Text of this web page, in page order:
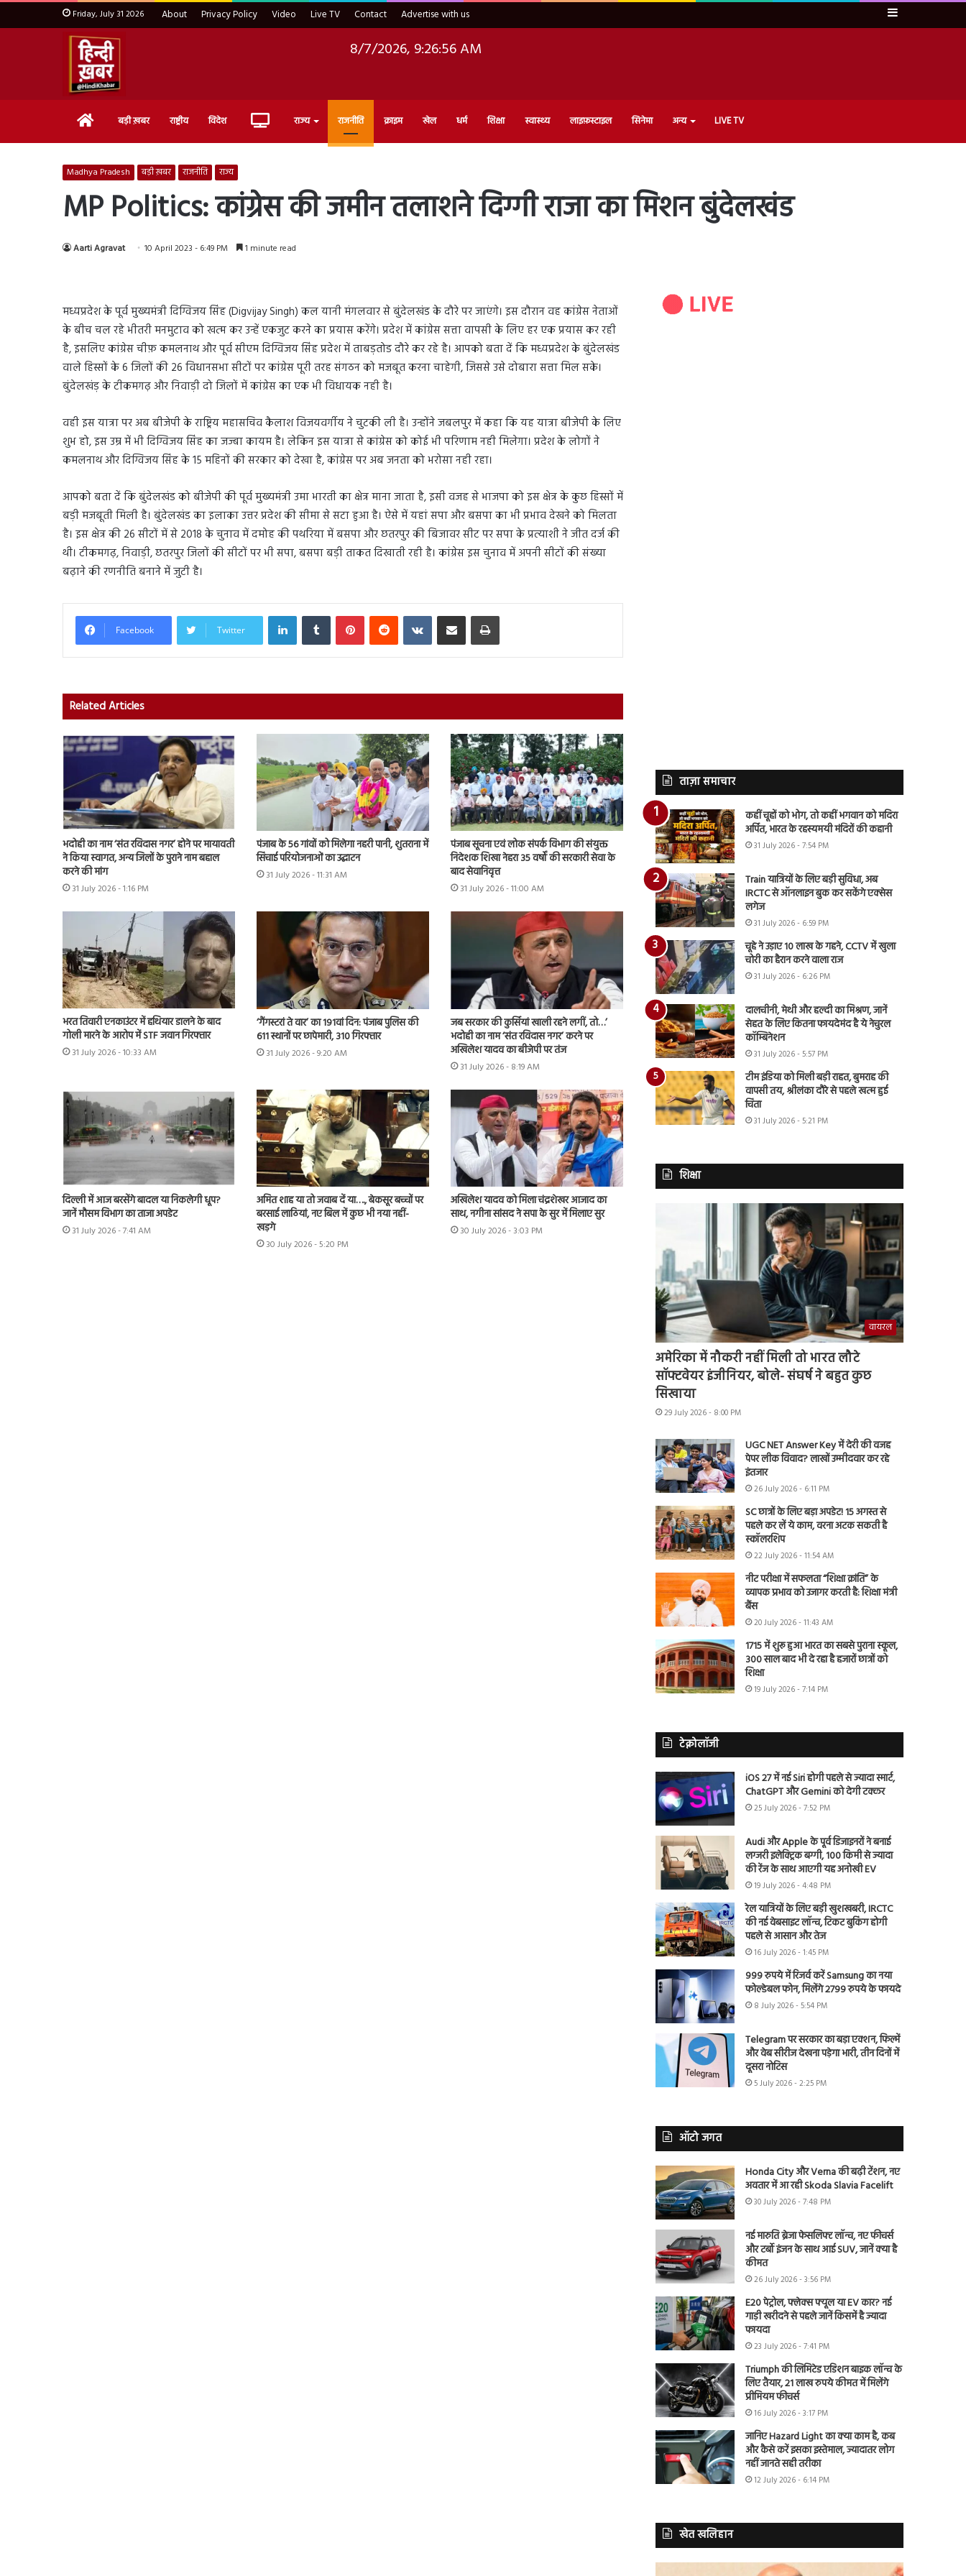
Friday, July 31 2026 About Privacy Policy Video Live TV Contact Advertise with us Sidebar
8/7/2026, 9:26:57 AM
Home बड़ी ख़बर राष्ट्रीय विदेश Live राज्य राजनीति क्राइम खेल धर्म शिक्षा स्वास्थ्य लाइफ़स्टाइल सिनेमा अन्य LIVE TV
Madhya Pradesh बड़ी ख़बर राजनीति राज्य
MP Politics: कांग्रेस की जमीन तलाशने दिग्गी राजा का मिशन बुंदेलखंड
Aarti Agravat 10 April 2023 - 6:49 PM 1 minute read
मध्यप्रदेश के पूर्व मुख्यमंत्री दिग्विजय सिंह (Digvijay Singh) कल यानी मंगलवार से बुंदेलखंड के दौरे पर जाएंगे। इस दौरान वह कांग्रेस नेताओं
के बीच चल रहे भीतरी मनमुटाव को खत्म कर उन्हें एकजुट करने का प्रयास करेंगे। प्रदेश में कांग्रेस सत्ता वापसी के लिए हर एक प्रयास कर रही
है, इसलिए कांग्रेस चीफ़ कमलनाथ और पूर्व सीएम दिग्विजय सिंह प्रदेश में ताबड़तोड दौरे कर रहे है। आपको बता दें कि मध्यप्रदेश के बुंदेलखंड
वाले हिस्सों के 6 जिलों की 26 विधानसभा सीटों पर कांग्रेस पूरी तरह संगठन को मजबूत करना चाहेगी, जिससे उसे दोबारा सत्ता मिल सके।
बुंदेलखंड़ के टीकमगढ़ और निवाड़ी दो जिलों में कांग्रेस का एक भी विधायक नही है।
वही इस यात्रा पर अब बीजेपी के राष्ट्रिय महासचिव कैलाश विजयवर्गीय ने चुटकी ली है। उन्होंने जबलपुर में कहा कि यह यात्रा बीजेपी के लिए
शुभ हो, इस उम्र में भी दिग्विजय सिंह का जज्बा कायम है। लेकिन इस यात्रा से कांग्रेस को कोई भी परिणाम नही मिलेगा। प्रदेश के लोगों ने
कमलनाथ और दिग्विजय सिंह के 15 महिनों की सरकार को देखा है, कांग्रेस पर अब जनता को भरोसा नही रहा।
आपको बता दें कि बुंदेलखंड को बीजेपी की पूर्व मुख्यमंत्री उमा भारती का क्षेत्र माना जाता है, इसी वजह से भाजपा को इस क्षेत्र के कुछ हिस्सों में
बड़ी मजबूती मिली है। बुंदेलखंड का इलाका उत्तर प्रदेश की सीमा से सटा हुआ है। ऐसे में यहां सपा और बसपा का भी प्रभाव देखने को मिलता
है। इस क्षेत्र की 26 सीटों में से 2018 के चुनाव में दमोह की पथरिया में बसपा और छतरपुर की बिजावर सीट पर सपा के प्रत्याशी ने जीत दर्ज की
थी। टीकमगढ़, निवाड़ी, छतरपुर जिलों की सीटों पर भी सपा, बसपा बड़ी ताकत दिखाती रही है। कांग्रेस इस चुनाव में अपनी सीटों की संख्या
बढ़ाने की रणनीति बनाने में जुटी है।
Facebook Twitter
LinkedInTumblr PinterestReddit VKontakteShare via Email Print
Related Articles
भदोही का नाम ‘संत रविदास नगर’ होने पर मायावती
ने किया स्वागत, अन्य जिलों के पुराने नाम बहाल
करने की मांग
31 July 2026 - 1:16 PM
पंजाब के 56 गांवों को मिलेगा नहरी पानी, शुतराना में
सिंचाई परियोजनाओं का उद्घाटन
31 July 2026 - 11:31 AM
पंजाब सूचना एवं लोक संपर्क विभाग की संयुक्त
निदेशक शिखा नेहरा 35 वर्षों की सरकारी सेवा के
बाद सेवानिवृत्त
31 July 2026 - 11:00 AM
भरत तिवारी एनकाउंटर में हथियार डालने के बाद
गोली मारने के आरोप में STF जवान गिरफ्तार
31 July 2026 - 10:33 AM
‘गैंगस्टरां ते वार’ का 191वां दिन: पंजाब पुलिस की
611 स्थानों पर छापेमारी, 310 गिरफ्तार
31 July 2026 - 9:20 AM
जब सरकार की कुर्सियां खाली रहने लगीं, तो…’
भदोही का नाम ‘संत रविदास नगर’ करने पर
अखिलेश यादव का बीजेपी पर तंज
31 July 2026 - 8:19 AM
दिल्ली में आज बरसेंगे बादल या निकलेगी धूप?
जानें मौसम विभाग का ताजा अपडेट
31 July 2026 - 7:41 AM
अमित शाह या तो जवाब दें या…., बेकसूर बच्चों पर
बरसाई लाठियां, नए बिल में कुछ भी नया नहीं-
खड़गे
30 July 2026 - 5:20 PM
अखिलेश यादव को मिला चंद्रशेखर आजाद का
साथ, नगीना सांसद ने सपा के सुर में मिलाए सुर
30 July 2026 - 3:03 PM
ताज़ा समाचार
कहीं चूहों को भोग, तो कहीं भगवान को मदिरा
अर्पित, भारत के रहस्यमयी मंदिरों की कहानी
31 July 2026 - 7:54 PM
Train यात्रियों के लिए बड़ी सुविधा, अब
IRCTC से ऑनलाइन बुक कर सकेंगे एक्सेस
लगेज
31 July 2026 - 6:59 PM
चूहे ने उड़ाए 10 लाख के गहने, CCTV में खुला
चोरी का हैरान करने वाला राज
31 July 2026 - 6:26 PM
दालचीनी, मेथी और हल्दी का मिश्रण, जानें
सेहत के लिए कितना फायदेमंद है ये नेचुरल
कॉम्बिनेशन
31 July 2026 - 5:57 PM
टीम इंडिया को मिली बड़ी राहत, बुमराह की
वापसी तय, श्रीलंका दौरे से पहले खत्म हुई
चिंता
31 July 2026 - 5:21 PM
शिक्षा
वायरल
अमेरिका में नौकरी नहीं मिली तो भारत लौटे
सॉफ्टवेयर इंजीनियर, बोले- संघर्ष ने बहुत कुछ
सिखाया
29 July 2026 - 8:00 PM
UGC NET Answer Key में देरी की वजह
पेपर लीक विवाद? लाखों उम्मीदवार कर रहे
इंतजार
26 July 2026 - 6:11 PM
SC छात्रों के लिए बड़ा अपडेट! 15 अगस्त से
पहले कर लें ये काम, वरना अटक सकती है
स्कॉलरशिप
22 July 2026 - 11:54 AM
नीट परीक्षा में सफलता “शिक्षा क्रांति” के
व्यापक प्रभाव को उजागर करती है: शिक्षा मंत्री
बैंस
20 July 2026 - 11:43 AM
1715 में शुरू हुआ भारत का सबसे पुराना स्कूल,
300 साल बाद भी दे रहा है हजारों छात्रों को
शिक्षा
19 July 2026 - 7:14 PM
टेक्नोलॉजी
iOS 27 में नई Siri होगी पहले से ज्यादा स्मार्ट,
ChatGPT और Gemini को देगी टक्कर
25 July 2026 - 7:52 PM
Audi और Apple के पूर्व डिजाइनरों ने बनाई
लग्जरी इलेक्ट्रिक बग्गी, 100 किमी से ज्यादा
की रेंज के साथ आएगी यह अनोखी EV
19 July 2026 - 4:48 PM
रेल यात्रियों के लिए बड़ी खुशखबरी, IRCTC
की नई वेबसाइट लॉन्च, टिकट बुकिंग होगी
पहले से आसान और तेज
16 July 2026 - 1:45 PM
999 रुपये में रिजर्व करें Samsung का नया
फोल्डेबल फोन, मिलेंगे 2799 रुपये के फायदे
8 July 2026 - 5:54 PM
Telegram पर सरकार का बड़ा एक्शन, फिल्में
और वेब सीरीज देखना पड़ेगा भारी, तीन दिनों में
दूसरा नोटिस
5 July 2026 - 2:25 PM
ऑटो जगत
Honda City और Verna की बढ़ी टेंशन, नए
अवतार में आ रही Skoda Slavia Facelift
30 July 2026 - 7:48 PM
नई मारुति ब्रेजा फेसलिफ्ट लॉन्च, नए फीचर्स
और टर्बो इंजन के साथ आई SUV, जानें क्या है
कीमत
26 July 2026 - 3:56 PM
E20 पेट्रोल, फ्लेक्स फ्यूल या EV कार? नई
गाड़ी खरीदने से पहले जानें किसमें है ज्यादा
फायदा
23 July 2026 - 7:41 PM
Triumph की लिमिटेड एडिशन बाइक लॉन्च के
लिए तैयार, 21 लाख रुपये कीमत में मिलेंगे
प्रीमियम फीचर्स
16 July 2026 - 3:17 PM
जानिए Hazard Light का क्या काम है, कब
और कैसे करें इसका इस्तेमाल, ज्यादातर लोग
नहीं जानते सही तरीका
12 July 2026 - 6:14 PM
खेत खलिहान